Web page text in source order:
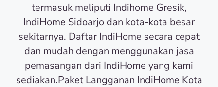
termasuk meliputi Indihome Gresik,
IndiHome Sidoarjo dan kota-kota besar
sekitarnya. Daftar IndiHome secara cepat
dan mudah dengan menggunakan jasa
pemasangan dari IndiHome yang kami
sediakan.Paket Langganan IndiHome Kota